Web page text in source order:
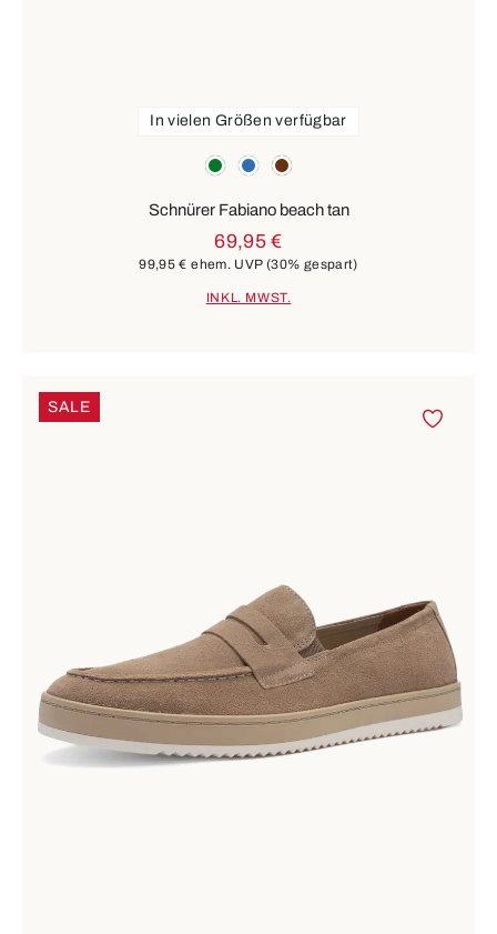
grün blau braun
In vielen Größen verfügbar
Schnürer Fabiano beach tan
69,95 €
99,95 € ehem. UVP (30% gespart)
INKL. MWST.
SALE